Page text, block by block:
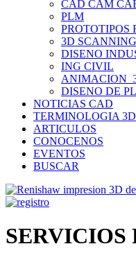
CAD CAM
PLM
PROTOTIPOS
3D SCANNING
DISENO
ING CIVIL
DISENO DE
NOTICIAS CAD
TERMINOLOGIA 3D
ARTICULOS
CONOCENOS
EVENTOS
BUSCAR
SERVICIOS